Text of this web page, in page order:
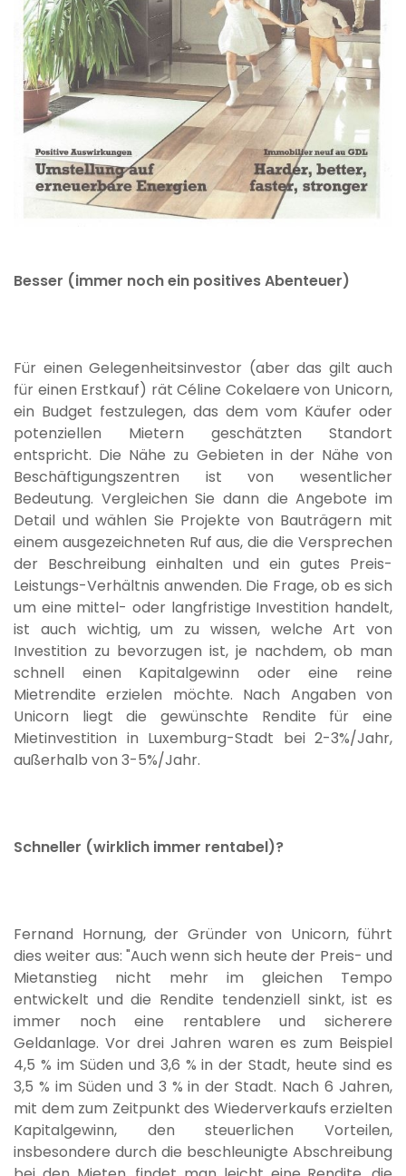
Besser (immer noch ein positives Abenteuer)
Für einen Gelegenheitsinvestor (aber das gilt auch
für einen Erstkauf) rät Céline Cokelaere von Unicorn,
ein Budget festzulegen, das dem vom Käufer oder
potenziellen Mietern geschätzten Standort
entspricht. Die Nähe zu Gebieten in der Nähe von
Beschäftigungszentren ist von wesentlicher
Bedeutung. Vergleichen Sie dann die Angebote im
Detail und wählen Sie Projekte von Bauträgern mit
einem ausgezeichneten Ruf aus, die die Versprechen
der Beschreibung einhalten und ein gutes Preis-
Leistungs-Verhältnis anwenden. Die Frage, ob es sich
um eine mittel- oder langfristige Investition handelt,
ist auch wichtig, um zu wissen, welche Art von
Investition zu bevorzugen ist, je nachdem, ob man
schnell einen Kapitalgewinn oder eine reine
Mietrendite erzielen möchte. Nach Angaben von
Unicorn liegt die gewünschte Rendite für eine
Mietinvestition in Luxemburg-Stadt bei 2-3%/Jahr,
außerhalb von 3-5%/Jahr.
Schneller (wirklich immer rentabel)?
Fernand Hornung, der Gründer von Unicorn, führt
dies weiter aus: "Auch wenn sich heute der Preis- und
Mietanstieg nicht mehr im gleichen Tempo
entwickelt und die Rendite tendenziell sinkt, ist es
immer noch eine rentablere und sicherere
Geldanlage. Vor drei Jahren waren es zum Beispiel
4,5 % im Süden und 3,6 % in der Stadt, heute sind es
3,5 % im Süden und 3 % in der Stadt. Nach 6 Jahren,
mit dem zum Zeitpunkt des Wiederverkaufs erzielten
Kapitalgewinn, den steuerlichen Vorteilen,
insbesondere durch die beschleunigte Abschreibung